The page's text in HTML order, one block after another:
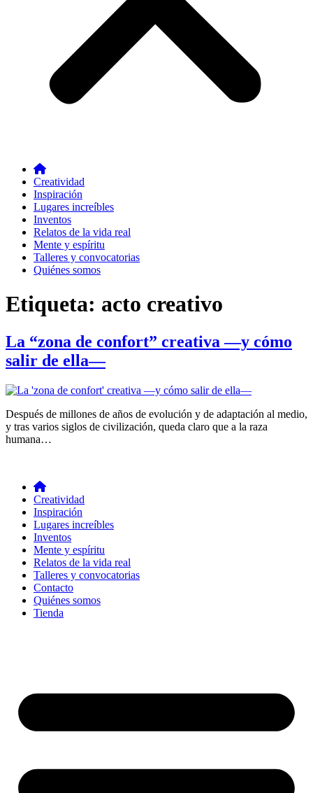
Creatividad
Inspiración
Lugares increíbles
Inventos
Relatos de la vida real
Mente y espíritu
Talleres y convocatorias
Quiénes somos
Etiqueta: acto creativo
La “zona de confort” creativa —y cómo
salir de ella—
Después de millones de años de evolución y de adaptación al medio,
y tras varios siglos de civilización, queda claro que a la raza
humana…
Creatividad
Inspiración
Lugares increíbles
Inventos
Mente y espíritu
Relatos de la vida real
Talleres y convocatorias
Contacto
Quiénes somos
Tienda